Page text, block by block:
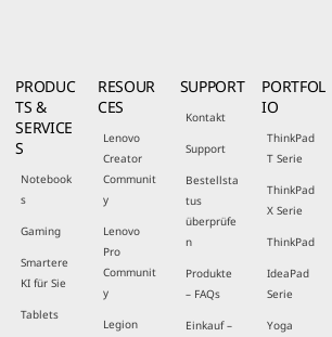
PRODUC
TS &
SERVICE
S
Notebook
s
Gaming
Smartere
KI für Sie
Tablets
RESOUR
CES
Lenovo
Creator
Communit
y
Lenovo
Pro
Communit
y
Legion
SUPPORT
Kontakt
Support
Bestellsta
tus
überprüfe
n
Produkte
– FAQs
Einkauf –
PORTFOL
IO
ThinkPad
T Serie
ThinkPad
X Serie
ThinkPad
IdeaPad
Serie
Yoga